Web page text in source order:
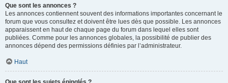
Que sont les annonces ?
Les annonces contiennent souvent des informations importantes concernant le
forum que vous consultez et doivent être lues dès que possible. Les annonces
apparaissent en haut de chaque page du forum dans lequel elles sont
publiées. Comme pour les annonces globales, la possibilité de publier des
annonces dépend des permissions définies par l’administrateur.
Haut